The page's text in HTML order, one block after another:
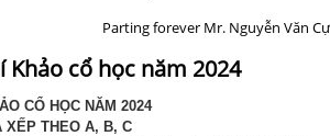
Parting forever Mr. Nguyễn Văn Cự
Khảo cổ học năm 2024
CỔ HỌC NĂM 2024
XẾP THEO A, B, C